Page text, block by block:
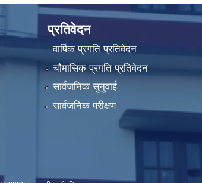
प्रतिवेदन
वार्षिक प्रगति प्रतिवेदन
चौमासिक प्रगति प्रतिवेदन
सार्वजनिक सुनुवाई
सार्वजनिक परीक्षण